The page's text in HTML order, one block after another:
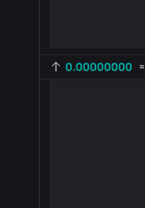
0.00000000 ≈